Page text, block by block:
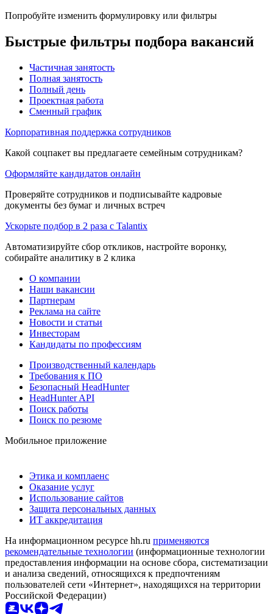
Попробуйте изменить формулировку или фильтры
Быстрые фильтры подбора вакансий
Частичная занятость
Полная занятость
Полный день
Проектная работа
Сменный график
Корпоративная поддержка сотрудников
Какой соцпакет вы предлагаете семейным сотрудникам?
Оформляйте кандидатов онлайн
Проверяйте сотрудников и подписывайте кадровые
документы без бумаг и личных встреч
Ускорьте подбор в 2 раза с Talantix
Автоматизируйте сбор откликов, настройте воронку,
собирайте аналитику в 2 клика
О компании
Наши вакансии
Партнерам
Реклама на сайте
Новости и статьи
Инвесторам
Кандидаты по профессиям
Производственный календарь
Требования к ПО
Безопасный HeadHunter
HeadHunter API
Поиск работы
Поиск по резюме
Мобильное приложение
Этика и комплаенс
Оказание услуг
Использование сайтов
Защита персональных данных
ИТ аккредитация
На информационном ресурсе hh.ru применяются
рекомендательные технологии (информационные технологии
предоставления информации на основе сбора, систематизации
и анализа сведений, относящихся к предпочтениям
пользователей сети «Интернет», находящихся на территории
Российской Федерации)